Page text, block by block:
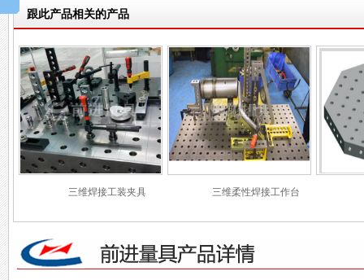
跟此产品相关的产品
三维焊接工装夹具 三维柔性焊接工作台